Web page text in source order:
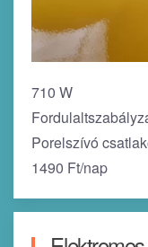
710 W
Porelszívó
1490 Ft/nap